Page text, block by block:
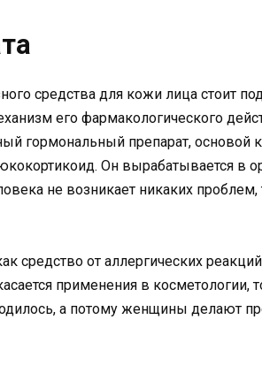
средства для кожи лица стоит
его фармакологического
гормональный препарат, основой
Он вырабатывается в
не возникает никаких проблем,
средство от аллергических
применения в косметологии,
а потому женщины делают